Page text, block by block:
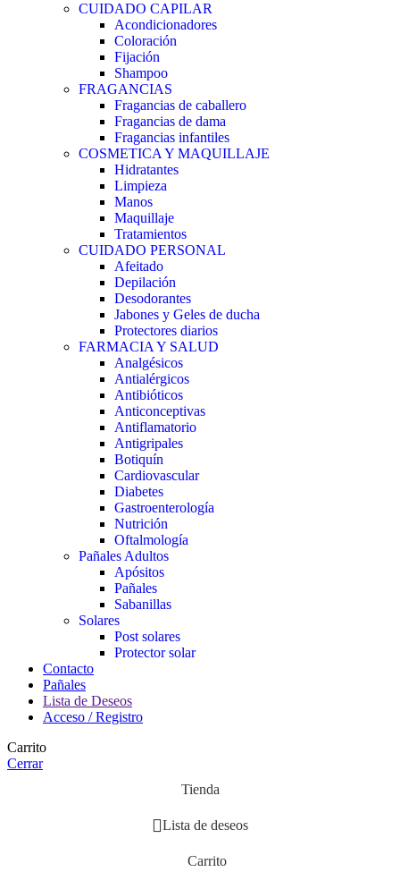
CUIDADO CAPILAR
Acondicionadores
Coloración
Fijación
Shampoo
FRAGANCIAS
Fragancias de caballero
Fragancias de dama
Fragancias infantiles
COSMETICA Y MAQUILLAJE
Hidratantes
Limpieza
Manos
Maquillaje
Tratamientos
CUIDADO PERSONAL
Afeitado
Depilación
Desodorantes
Jabones y Geles de ducha
Protectores diarios
FARMACIA Y SALUD
Analgésicos
Antialérgicos
Antibióticos
Anticonceptivas
Antiflamatorio
Antigripales
Botiquín
Cardiovascular
Diabetes
Gastroenterología
Nutrición
Oftalmología
Pañales Adultos
Apósitos
Pañales
Sabanillas
Solares
Post solares
Protector solar
Contacto
Pañales
Lista de Deseos
Acceso / Registro
Carrito
Cerrar
Tienda
Lista de deseos
Carrito